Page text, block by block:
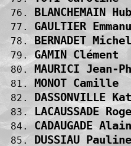
76.
77. GAULTIER
78.
79. GAMIN
80. MAURICI
81. MONOT
82.
83.
84.
85. DUSSIAU